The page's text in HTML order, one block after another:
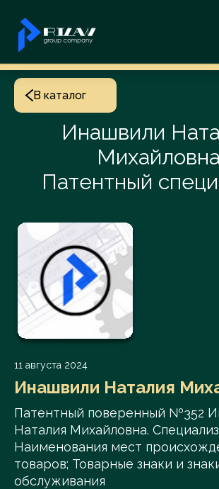
В каталог
Инашвили
Михайловна
Патентный
11 августа 2024
Инашвили Наталия
Патентный поверенный №352
Наталия Михайловна.
Наименования мест
товаров; Товарные знаки и
обслуживания